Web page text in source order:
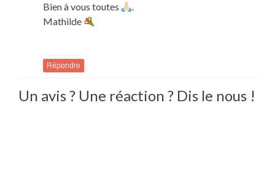
Bien à vous toutes
.
Mathilde
Répondre
Un avis ? Une réaction ? Dis le nous !